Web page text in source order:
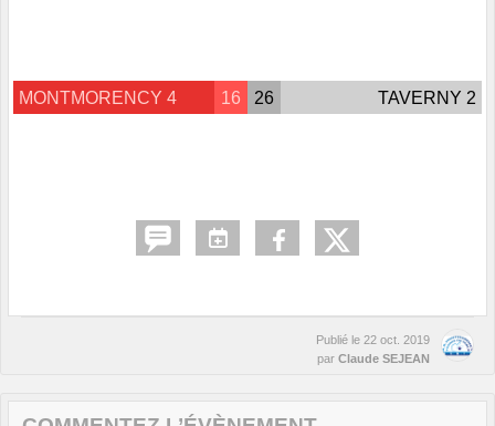
MONTMORENCY 4 16 26 TAVERNY 2
Publié le 22 oct. 2019
par Claude SEJEAN